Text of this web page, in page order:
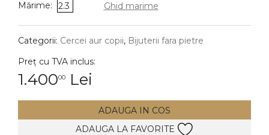
DIAMANTE Vezi toate
Cercei
Mărime: 2.3 Ghid marime
Categorii: Cercei aur copii, Bijuterii fara pietre
Preț cu TVA inclus:
1.40000 Lei
ADAUGA IN COS
ADAUGA LA FAVORITE